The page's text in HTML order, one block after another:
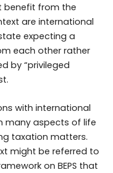
benefit from the
are international
expecting a
each other rather
by “privileged
with international
many aspects of life
taxation matters.
might be referred to
on BEPS that